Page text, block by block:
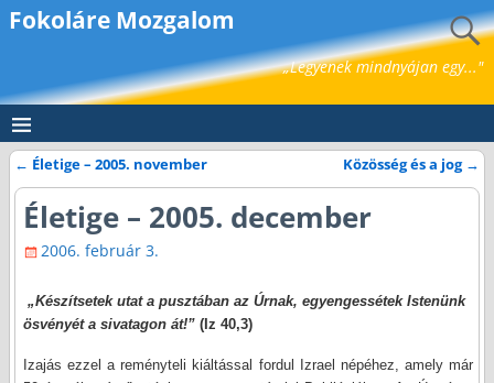
Fokoláre Mozgalom
„Legyenek mindnyájan egy..."
Bejegyzés navigáció
← Életige – 2005. november Közösség és a jog →
Életige – 2005. december
2006. február 3.
„Készítsetek utat a pusztában az Úrnak, egyengessétek Istenünk
ösvényét a sivatagon át!” (Iz 40,3)
Izajás ezzel a reményteli kiáltással fordul Izrael népéhez, amely már